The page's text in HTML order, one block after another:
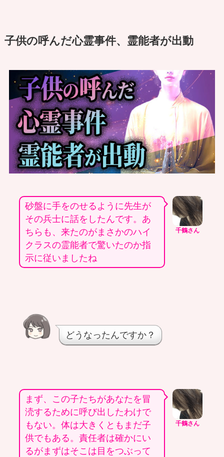
子供の呼んだ心霊事件、霊能者が出動
千鶴さん
砂盤に手をのせるように先生が
その兵士に話をしたんです。あ
ちらも、来たのがまさかのハイ
クラスの霊能者で驚いたのか指
示に従いましたね
どうなったんですか？
千鶴さん
まず、この子たちがあなたを冒
涜するために呼び出したわけで
もない。体は大きくともまだ子
供でもある。責任者は確かにい
るがまずはそこは目をつぶって